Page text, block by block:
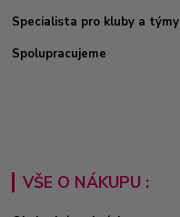
Specialista pro kluby a týmy
Spolupracujeme
VŠE O NÁKUPU :